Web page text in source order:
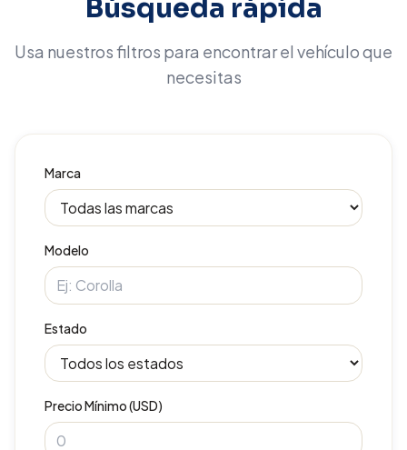
Búsqueda rápida
Usa nuestros filtros para encontrar el vehículo que
necesitas
Marca
Modelo
Estado
Precio Mínimo (USD)